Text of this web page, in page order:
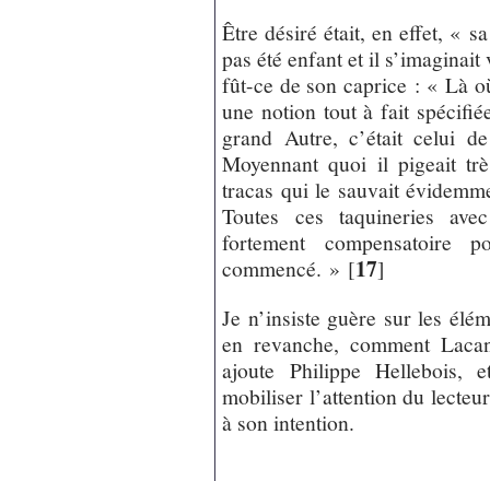
Être désiré était, en effet, «
pas été enfant et il
fût-ce de son caprice : « Là
une notion tout à fait
grand Autre, c’était celui
Moyennant quoi il pigeait
tracas qui le sauvait
Toutes ces taquineries
fortement
commencé. » [17]
Je n’insiste guère sur les
en revanche, comment
ajoute Philippe Hellebois,
mobiliser l’attention du
à son intention.